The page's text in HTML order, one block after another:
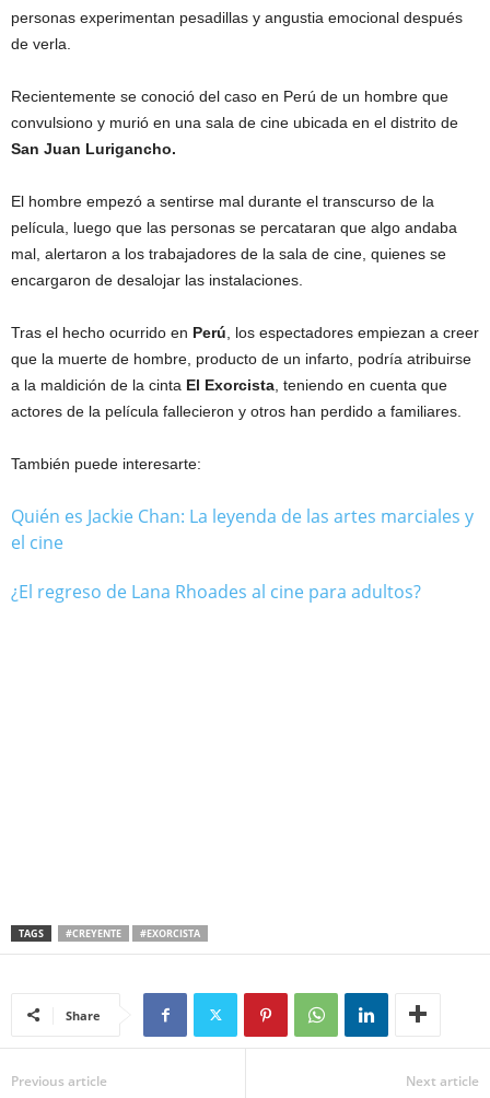
personas experimentan pesadillas y angustia emocional después
de verla.
Recientemente se conoció del caso en Perú de un hombre que
convulsiono y murió en una sala de cine ubicada en el distrito de
San Juan Lurigancho.
El hombre empezó a sentirse mal durante el transcurso de la
película, luego que las personas se percataran que algo andaba
mal, alertaron a los trabajadores de la sala de cine, quienes se
encargaron de desalojar las instalaciones.
Tras el hecho ocurrido en Perú , los espectadores empiezan a creer
que la muerte de hombre, producto de un infarto, podría atribuirse
a la maldición de la cinta El Exorcista , teniendo en cuenta que
actores de la película fallecieron y otros han perdido a familiares.
También puede interesarte:
Quién es Jackie Chan: La leyenda de las artes marciales y
el cine
¿El regreso de Lana Rhoades al cine para adultos?
TAGS #CREYENTE #EXORCISTA
Share
Previous article Next article